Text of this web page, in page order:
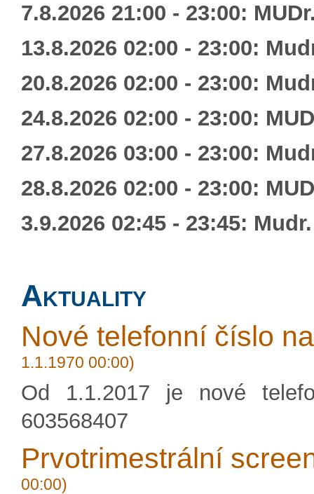
7.8.2026 21:00 - 23:00:
13.8.2026 02:00 - 23:00:
20.8.2026 02:00 - 23:00:
24.8.2026 02:00 - 23:00:
27.8.2026 03:00 - 23:00:
28.8.2026 02:00 - 23:00:
3.9.2026 02:45 - 23:45:
Aktuality
Nové telefonní číslo
1.1.1970 00:00)
Od 1.1.2017 je nové
603568407
Prvotrimestrální
00:00)